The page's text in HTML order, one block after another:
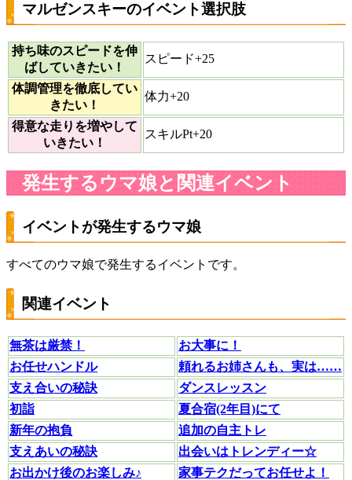
マルゼンスキーのイベント選択肢
持ち味のスピードを伸
ばしていきたい！
スピード+25
体調管理を徹底してい
きたい！
体力+20
得意な走りを増やして
いきたい！
スキルPt+20
発生するウマ娘と関連イベント
イベントが発生するウマ娘
すべてのウマ娘で発生するイベントです。
関連イベント
無茶は厳禁！
お大事に！
お任せハンドル
頼れるお姉さんも、実は……
支え合いの秘訣
ダンスレッスン
初詣
夏合宿(2年目)にて
新年の抱負
追加の自主トレ
支えあいの秘訣
出会いはトレンディー☆
お出かけ後のお楽しみ♪
家事テクだってお任せよ！